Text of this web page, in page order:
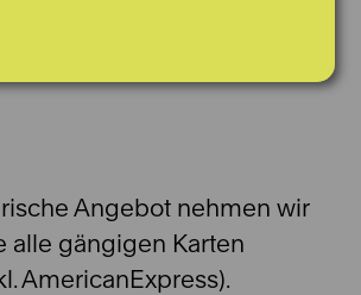
Ihre gewünschten
für Sie pünktlich
Angebot nehmen wir
alle gängigen Karten
AmericanExpress).